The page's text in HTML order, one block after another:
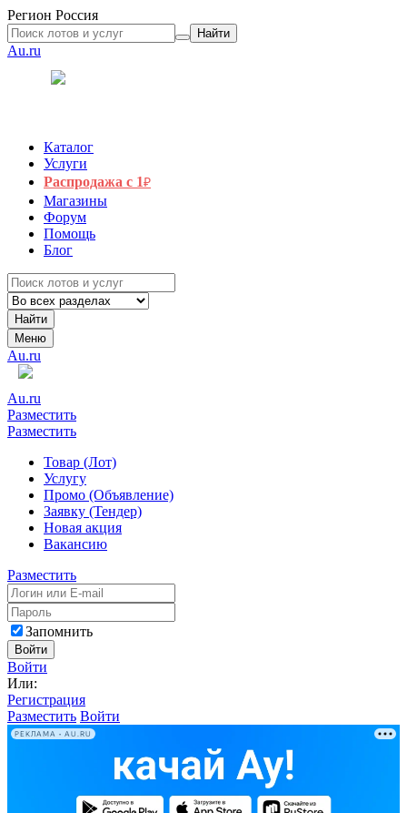
Регион Россия
Найти
Au.ru
Каталог
Услуги
Распродажа с 1₽
Магазины
Форум
Помощь
Блог
Найти
Меню
Au.ru
Au.ru
Разместить
Разместить
Товар (Лот)
Услугу
Промо (Объявление)
Заявку (Тендер)
Новая акция
Вакансию
Разместить
Запомнить
Войти
Войти
Или:
Регистрация
Разместить Войти
РЕКЛАМА • AU.RU